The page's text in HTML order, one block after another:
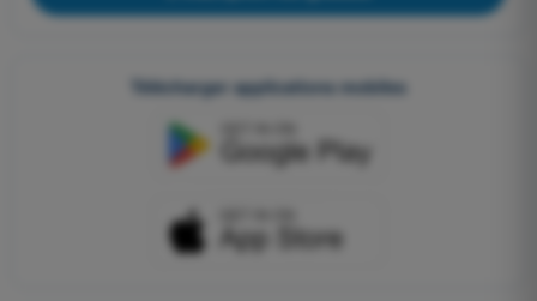
Télécharger applications mobiles